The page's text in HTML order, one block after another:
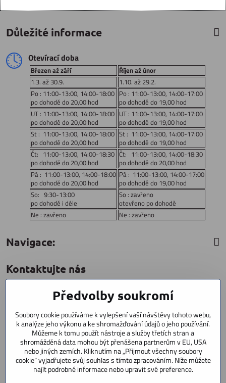
Důležité informace
Otevírací doba
Březen až září
Říjen až únor
1.3. až 30.9.
1.10. až 29.2.
Po : 11:00-13:00, 14:00-18:00
po dohodě do 20,00 hod
Po : 11:00-13:00, 14:00-17:00
po dohodě do 19,00 hod
UT : 11:00-13:00, 14:00-18:00
po dohodě do 20,00 hod
UT : 11:00-13:00, 14:00-17:00
po dohodě do 19,00 hod
St : 11:00-13:00, 14:00-18:00
po dohodě do 20,00 hod
St : 11:00-13:00, 14:00-17:00
po dohodě do 19,00 hod
Čt: 11:00-13:00, 14:00-18:30
po dohodě do 20,00 hod
Čt: 11:00-13:00, 14:00-18:30
po dohodě do 20,00 hod
Pá : 11:00-13:00, 14:00-18:00
po dohodě do 20,00 hod
Pá : 11:00-13:00, 14:00-17:00
po dohodě do 19,00 hod
So: 9:30-13:00
po dohodě i déle
So : zavřeno
otevřeno po dohodě
Ne : zavřeno
Ne : zavřeno
Navigace:
Kontaktujte nás
CYCLESTAR s​.r​.o​.
Praha 5 Radotín
153 00
+420 602 856 404
+420 723 603 807
servis
Předvolby soukromí
Soubory cookie používáme k vylepšení vaší návštěvy tohoto webu,
k analýze jeho výkonu a ke shromažďování údajů o jeho používání.
Můžeme k tomu použít nástroje a služby třetích stran a
shromážděná data mohou být přenášena partnerům v EU, USA
nebo jiných zemích. Kliknutím na „Přijmout všechny soubory
cookie“ vyjadřujete svůj souhlas s tímto zpracováním. Níže můžete
najít podrobné informace nebo upravit své preference.